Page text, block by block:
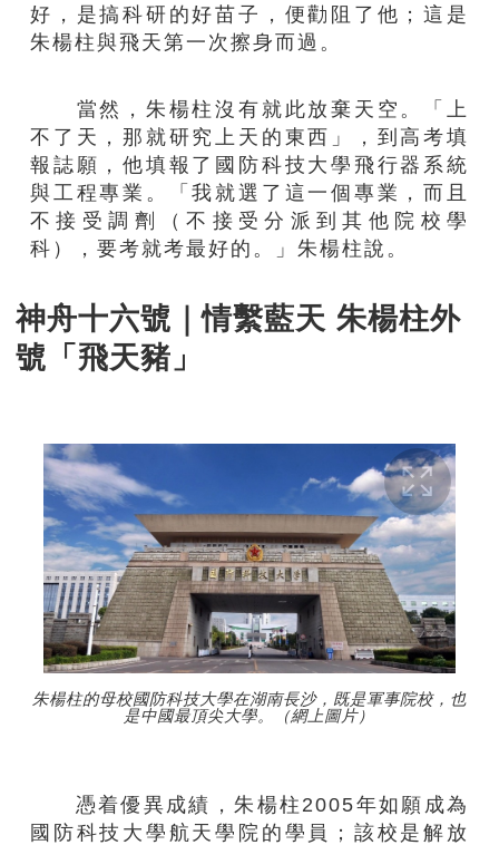
好，是搞科研的好苗子，便勸阻了他；這是
朱楊柱與飛天第一次擦身而過。
當然，朱楊柱沒有就此放棄天空。「上
不了天，那就研究上天的東西」，到高考填
報誌願，他填報了國防科技大學飛行器系統
與工程專業。「我就選了這一個專業，而且
不接受調劑（不接受分派到其他院校學
科），要考就考最好的。」朱楊柱說。
神舟十六號｜情繫藍天 朱楊柱外
號「飛天豬」
朱楊柱的母校國防科技大學在湖南長沙，既是軍事院校，也
是中國最頂尖大學。（網上圖片）
憑着優異成績，朱楊柱2005年如願成為
國防科技大學航天學院的學員；該校是解放